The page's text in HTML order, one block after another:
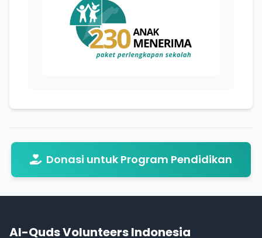
Donasi untuk Program Pendidikan
Al-Quds Volunteers Indonesia